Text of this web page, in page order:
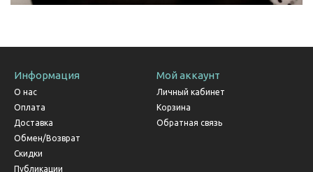
Информация
О нас
Оплата
Доставка
Обмен/Возврат
Скидки
Публикации
Мой аккаунт
Личный кабинет
Корзина
Обратная связь